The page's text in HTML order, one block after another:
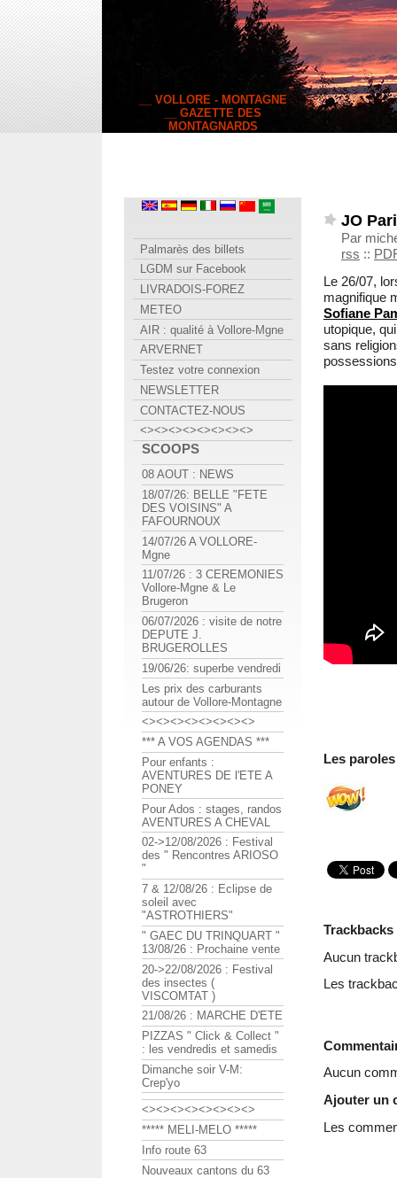
__ VOLLORE - MONTAGNE
__ GAZETTE DES
MONTAGNARDS
JO
Par
rss ::
Le 26/07,
magnifique
Sofiane
utopique,
sans
Les
Trackbacks
Aucun
Les
Aucun
Ajouter un
Les
Palmarès des billets
LGDM sur Facebook
LIVRADOIS-FOREZ
METEO
AIR : qualité à Vollore-Mgne
ARVERNET
Testez votre connexion
NEWSLETTER
CONTACTEZ-NOUS
<><><><><><><><>
SCOOPS
08 AOUT : NEWS
18/07/26: BELLE "FETE
DES VOISINS" A
FAFOURNOUX
14/07/26 A VOLLORE-
Mgne
11/07/26 : 3 CEREMONIES
Vollore-Mgne & Le
Brugeron
06/07/2026 : visite de notre
DEPUTE J.
BRUGEROLLES
19/06/26: superbe vendredi
Les prix des carburants
autour de Vollore-Montagne
<><><><><><><><>
*** A VOS AGENDAS ***
Pour enfants :
AVENTURES DE l'ETE A
PONEY
Pour Ados : stages, randos
AVENTURES A CHEVAL
02->12/08/2026 : Festival
des " Rencontres ARIOSO
"
7 & 12/08/26 : Eclipse de
soleil avec
"ASTROTHIERS"
" GAEC DU TRINQUART "
13/08/26 : Prochaine vente
20->22/08/2026 : Festival
des insectes (
VISCOMTAT )
21/08/26 : MARCHE D'ETE
PIZZAS " Click & Collect "
: les vendredis et samedis
Dimanche soir V-M:
Crep'yo
<><><><><><><><>
***** MELI-MELO *****
Info route 63
Nouveaux cantons du 63